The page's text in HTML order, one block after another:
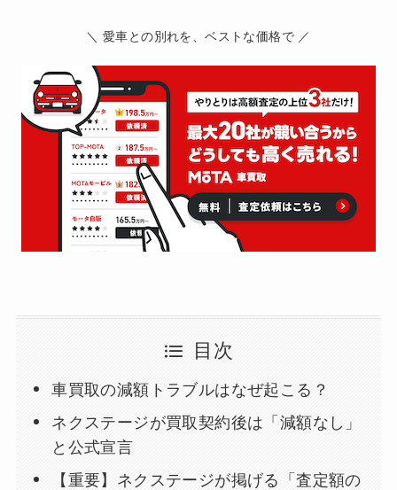
＼ 愛車との別れを、ベストな価格で ／
目次
車買取の減額トラブルはなぜ起こる？
ネクステージが買取契約後は「減額なし」
と公式宣言
【重要】ネクステージが掲げる「査定額の